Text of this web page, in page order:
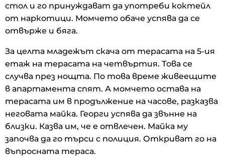
стол и го принуждават да употреби коктейл
от наркотици. Момчето обаче успява да се
отвърже и бяга.
За целта младежът скача от терасата на 5-ия
етаж на терасата на четвъртия. Това се
случва през нощта. По това време живеещите
в апартамента спят. А момчето остава на
терасата им в продължение на часове, разказва
неговата майка. Георги успява да звънне на
близки. Казва им, че е отвлечен. Майка му
започва да го търси с полиция. Откриват го на
въпросната тераса.